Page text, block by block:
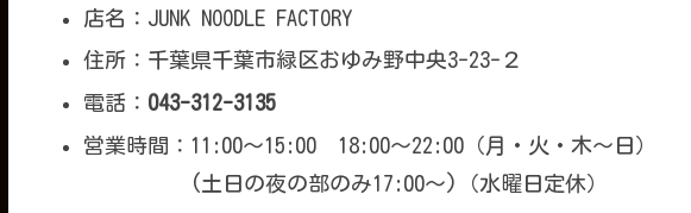
店名：JUNK NOODLE FACTORY
住所：千葉県千葉市緑区おゆみ野中央3-23-２
電話： 043-312-3135
営業時間：11:00～15:00 18:00～22:00（月・火・木～日）
(土日の夜の部のみ17:00～)（水曜日定休）